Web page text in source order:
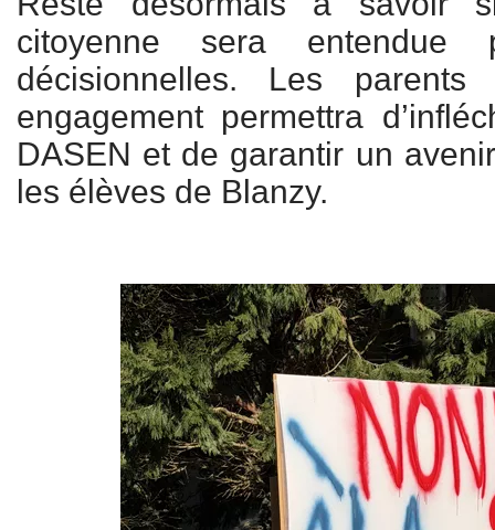
citoyenne sera entendue
décisionnelles. Les
engagement permettra
DASEN et de garantir un
les élèves de Blanzy.